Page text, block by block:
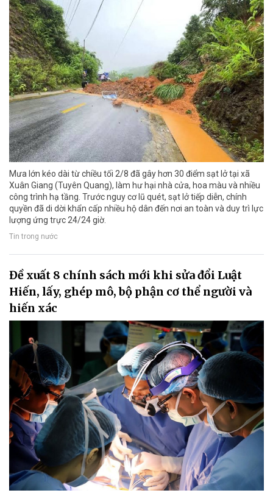
Mưa lớn kéo dài từ chiều tối 2/8 đã gây hơn 30 điểm sạt lở tại xã
Xuân Giang (Tuyên Quang), làm hư hại nhà cửa, hoa màu và nhiều
công trình hạ tầng. Trước nguy cơ lũ quét, sạt lở tiếp diễn, chính
quyền đã di dời khẩn cấp nhiều hộ dân đến nơi an toàn và duy trì lực
lượng ứng trực 24/24 giờ.
Tin trong nước
Đề xuất 8 chính sách mới khi sửa đổi Luật
Hiến, lấy, ghép mô, bộ phận cơ thể người và
hiến xác